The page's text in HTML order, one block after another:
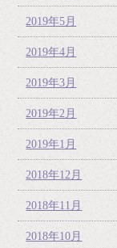
2019年5月
2019年4月
2019年3月
2019年2月
2019年1月
2018年12月
2018年11月
2018年10月